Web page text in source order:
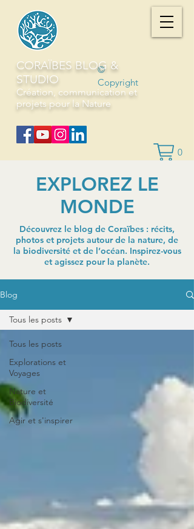
©
Copyright
0
CORAÏBES BLOG &
STUDIO
Création, communication et
projets pour la Nature
EXPLOREZ LE
MONDE
Découvrez le blog de Coraïbes : récits,
photos et projets autour de la nature, de
la biodiversité et de l’océan. Inspirez-vous
et agissez pour la planète.
Blog
Tous les posts
Explorations et
Voyages
Nature et
Biodiversité
Agir et s'inspirer
Tous les posts